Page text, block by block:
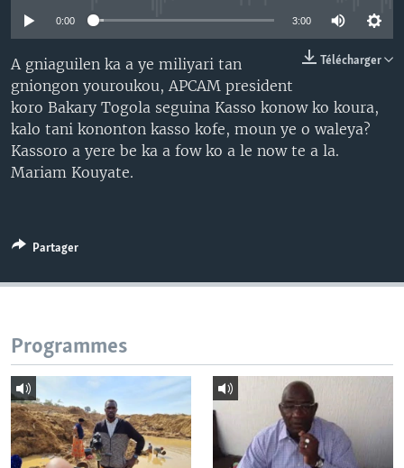
0:00 3:00
Télécharger
A gniaguilen ka a ye miliyari tan
gniongon youroukou, APCAM president
koro Bakary Togola seguina Kasso konow ko koura,
kalo tani kononton kasso kofe, moun ye o waleya?
Kassoro a yere be ka a fow ko a le now te a la.
Mariam Kouyate.
Partager
Programmes